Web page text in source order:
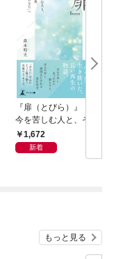
『扉（とびら）』 ～
今を苦しむ人と、その
ご家族、そして「あな
た」へ～
1,672
新着
もっと見る